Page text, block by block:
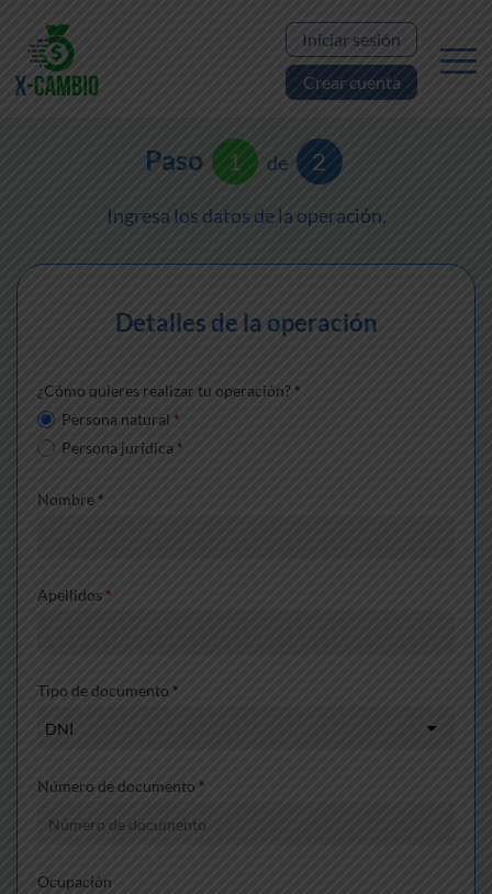
Iniciar sesión
Crear cuenta
Paso 1 de 2
Ingresa los datos de la operación.
Detalles de la operación
¿Cómo quieres realizar tu operación? *
Persona natural *
Persona jurídica *
Nombre*
Apellidos*
Tipo de documento *
Número de documento *
Ocupación